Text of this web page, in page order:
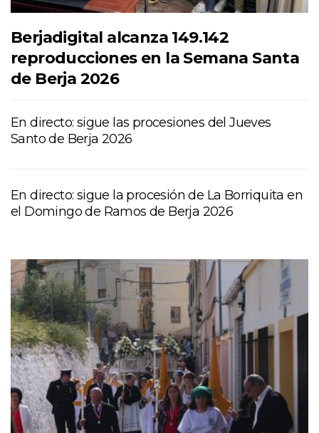
Berjadigital alcanza 149.142
reproducciones en la Semana Santa
de Berja 2026
En directo: sigue las procesiones del Jueves
Santo de Berja 2026
En directo: sigue la procesión de La Borriquita en
el Domingo de Ramos de Berja 2026